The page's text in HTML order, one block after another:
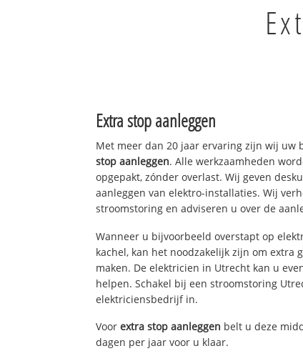
Extra stop aanleggen
Met meer dan 20 jaar ervaring zijn wij
stop aanleggen. Alle werkzaamheden
opgepakt, zónder overlast. Wij geven
aanleggen van elektro-installaties. Wij
stroomstoring en adviseren u over de
Wanneer u bijvoorbeeld overstapt op
kachel, kan het noodzakelijk zijn om extra
maken. De elektricien in Utrecht kan u
helpen. Schakel bij een stroomstoring
elektriciensbedrijf in.
Voorextra stop aanleggen belt u deze
dagen per jaar voor u klaar.